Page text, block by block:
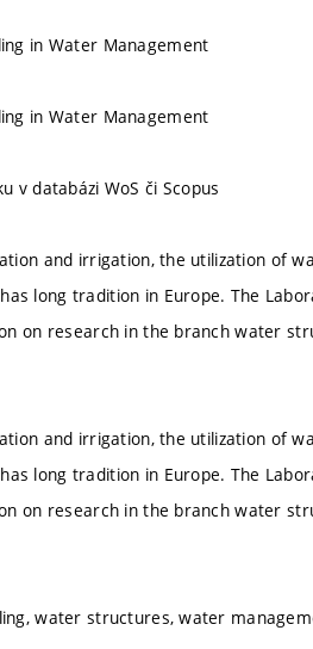
in Water Management
in Water Management
v databázi WoS či Scopus
and irrigation, the utilization of
long tradition in Europe. The
on research in the branch water
and irrigation, the utilization of
long tradition in Europe. The
on research in the branch water
water structures, water